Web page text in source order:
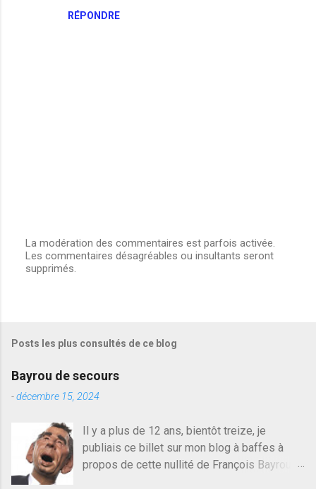
RÉPONDRE
E
n
t
e
r
u
m
m
e
n
La modération des commentaires est parfois activée.
Les commentaires désagréables ou insultants seront
supprimés.
Posts les plus consultés de ce blog
Bayrou de secours
-décembre 15, 2024
Il y a plus de 12 ans, bientôt treize, je
publiais ce billet sur mon blog à baffes à
propos de cette nullité de François Bayrou. Il